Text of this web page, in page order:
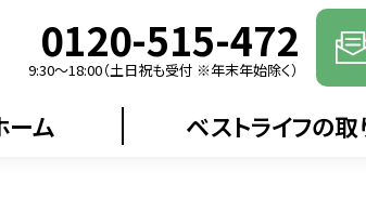
0120-515-472
9:30〜18:00（土日祝も受付 ※年末年始除く）
ーム ベストライフの